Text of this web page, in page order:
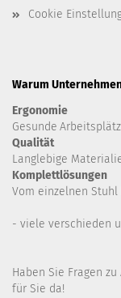
Cookie
Warum
Ergonomie
Gesunde
Qualität
Langlebige
Komplettlösungen
Vom einzelnen
- viele verschieden
Haben Sie Fragen
für Sie da!